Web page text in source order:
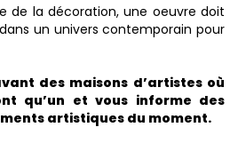
de la décoration, une oeuvre doit
un univers contemporain pour
des maisons d’artistes où
qu’un et vous informe des
artistiques du moment.